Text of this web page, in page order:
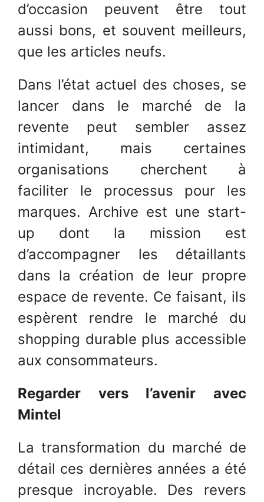
d’occasion peuvent être tout
aussi bons, et souvent meilleurs,
que les articles neufs.
Dans l’état actuel des choses, se
lancer dans le marché de la
revente peut sembler assez
intimidant, mais certaines
organisations cherchent à
faciliter le processus pour les
marques. Archive est une start-
up dont la mission est
d’accompagner les détaillants
dans la création de leur propre
espace de revente. Ce faisant, ils
espèrent rendre le marché du
shopping durable plus accessible
aux consommateurs.
Regarder vers l’avenir avec
Mintel
La transformation du marché de
détail ces dernières années a été
presque incroyable. Des revers